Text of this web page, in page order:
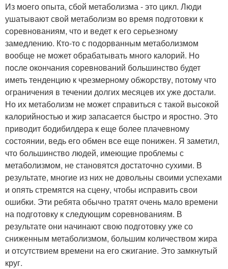
Из моего опыта, сбой метаболизма - это цикл. Люди
ушатывают свой метаболизм во время подготовки к
соревнованиям, что и ведет к его серьезному
замедлению. Кто-то с подорванным метаболизмом
вообще не может обрабатывать много калорий. Но
после окончания соревнований большинство будет
иметь тенденцию к чрезмерному обжорству, потому что
ограничения в течении долгих месяцев их уже достали.
Но их метаболизм не может справиться с такой высокой
калорийностью и жир запасается быстро и яростно. Это
приводит бодибилдера к еще более плачевному
состоянии, ведь его обмен все еще понижен. Я заметил,
что большинство людей, имеющие проблемы с
метаболизмом, не становятся достаточно сухими. В
результате, многие из них не довольны своими успехами
и опять стремятся на сцену, чтобы исправить свои
ошибки. Эти ребята обычно тратят очень мало времени
на подготовку к следующим соревнованиям. В
результате они начинают свою подготовку уже со
сниженным метаболизмом, большим количеством жира
и отсутствием времени на его сжигание. Это замкнутый
круг.